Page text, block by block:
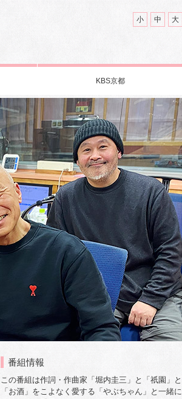
KBS京都
小 中 大
番組情報
この番組は作詞・作曲家「堀内圭三」と「祇園」と
「お酒」をこよなく愛する「やぶちゃん」と一緒に